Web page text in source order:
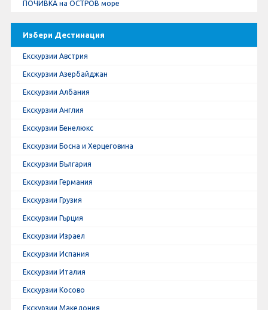
ПОЧИВКА на ОСТРОВ море
Избери Дестинация
Екскурзии Австрия
Екскурзии Азербайджан
Екскурзии Албания
Екскурзии Англия
Екскурзии Бенелюкс
Екскурзии Босна и Херцеговина
Екскурзии България
Екскурзии Германия
Екскурзии Грузия
Екскурзии Гърция
Екскурзии Израел
Екскурзии Испания
Екскурзии Италия
Екскурзии Косово
Екскурзии Македония